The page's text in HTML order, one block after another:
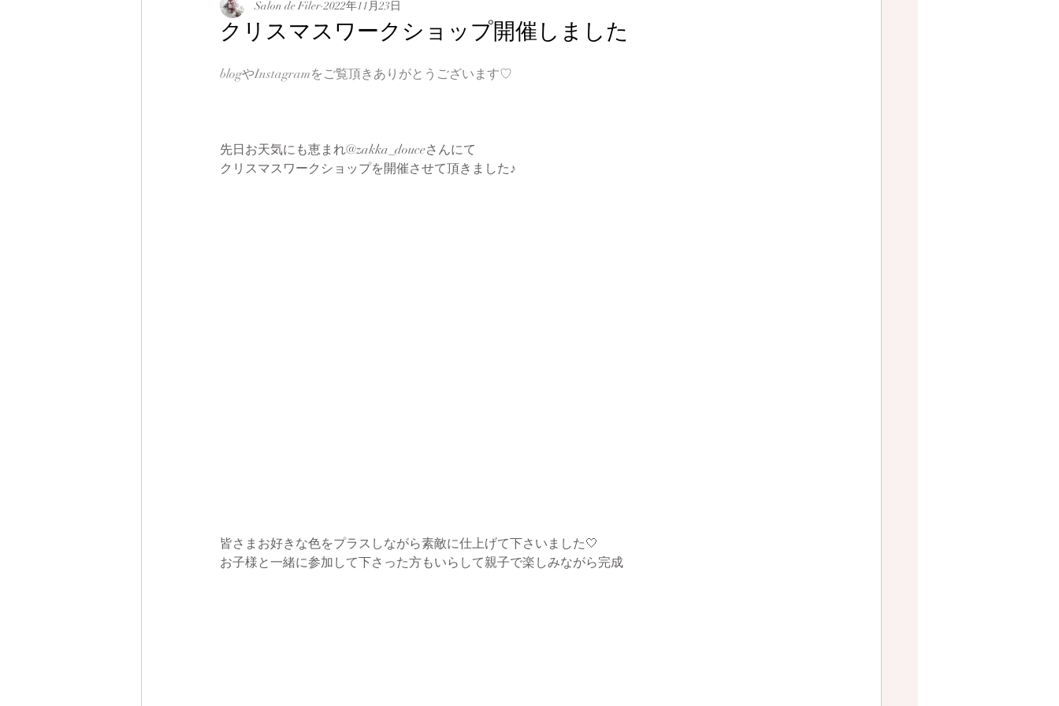
クリスマスワークショップ開催しました
Salon de Filer 2022年11月23日
blogやInstagramをご覧頂きありがとうございます♡
先日お天気にも恵まれ@zakka_douceさんにて
クリスマスワークショップを開催させて頂きました♪
皆さまお好きな色をプラスしながら素敵に仕上げて下さいました🤍
お子様と一緒に参加して下さった方もいらして親子で楽しみながら完成